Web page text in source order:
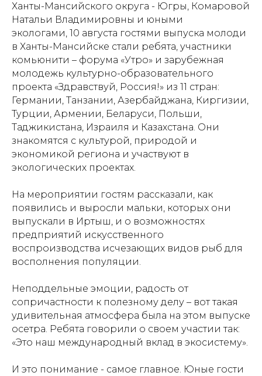
Ханты-Мансийского округа - Югры, Комаровой
Натальи Владимировны и юными
экологами, 10 августа гостями выпуска молоди
в Ханты-Мансийске стали ребята, участники
комьюнити – форума «Утро» и зарубежная
молодежь культурно-образовательного
проекта «Здравствуй, Россия!» из 11 стран:
Германии, Танзании, Азербайджана, Киргизии,
Турции, Армении, Беларуси, Польши,
Таджикистана, Израиля и Казахстана. Они
знакомятся с культурой, природой и
экономикой региона и участвуют в
экологических проектах.
На мероприятии гостям рассказали, как
появились и выросли мальки, которых они
выпускали в Иртыш, и о возможностях
предприятий искусственного
воспроизводства исчезающих видов рыб для
восполнения популяции.
Неподдельные эмоции, радость от
сопричастности к полезному делу – вот такая
удивительная атмосфера была на этом выпуске
осетра. Ребята говорили о своем участии так:
«Это наш международный вклад в экосистему».
И это понимание - самое главное. Юные гости